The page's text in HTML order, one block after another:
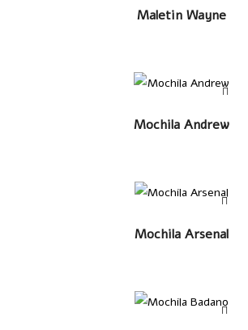
LEER MÁS
Maletin Wayne
LEER MÁS
Mochila Andrew
LEER MÁS
Mochila Arsenal